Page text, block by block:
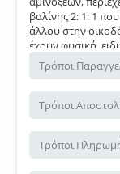
βαλίνης 2: 1: 1
άλλου στην
έχουν φυσική,
τη βιταμίνη Β6
φυσιολογικό
γλυκογόνου,
κόπωσης.
ΟΤΑΝ ΛΕΜΕ
Το BioTechUSA
μορφή σκόνης,
Τρόποι
Τρόποι
Τρόποι